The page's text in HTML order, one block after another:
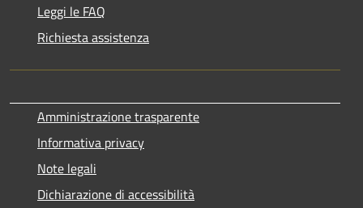
Leggi le FAQ
Richiesta assistenza
Amministrazione trasparente
Informativa privacy
Note legali
Dichiarazione di accessibilità